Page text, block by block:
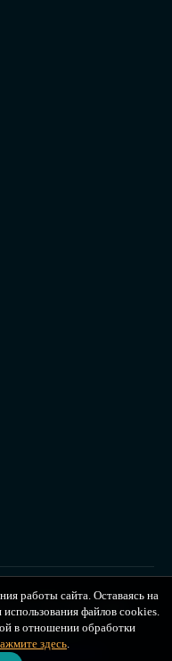
Лёд. Все права
Arctic Ice
работы сайта. Оставаясь на
файлов cookies.
в отношении обработки
здесь.